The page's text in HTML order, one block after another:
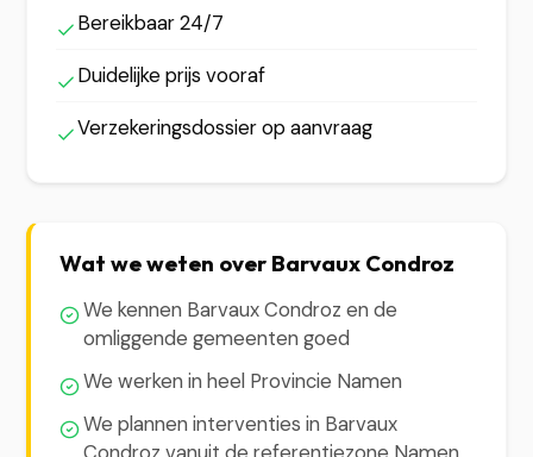
Bereikbaar 24/7
Duidelijke prijs vooraf
Verzekeringsdossier op aanvraag
Wat we weten over Barvaux Condroz
We kennen Barvaux Condroz en de
omliggende gemeenten goed
We werken in heel Provincie Namen
We plannen interventies in Barvaux